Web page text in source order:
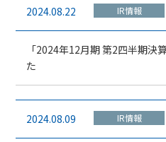
2024.08.22 IR情報
「2024年12月期 第2四半期決
た
2024.08.09 IR情報